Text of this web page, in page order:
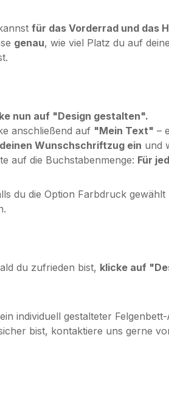
für das Vorderrad und das
genau, wie viel Platz du auf
nun auf "Design gestalten".
anschließend auf "Mein Text" –
Wunschschriftzug ein und
auf die Buchstabenmenge: Für
du die Option Farbdruckgewählt
du zufrieden bist, klicke auf
individuell gestalteter
bist, kontaktiere uns gerne